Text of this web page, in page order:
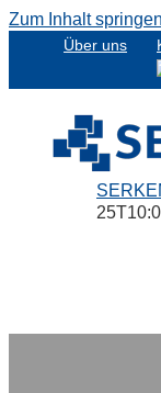
Zum Inhalt springen
Über uns